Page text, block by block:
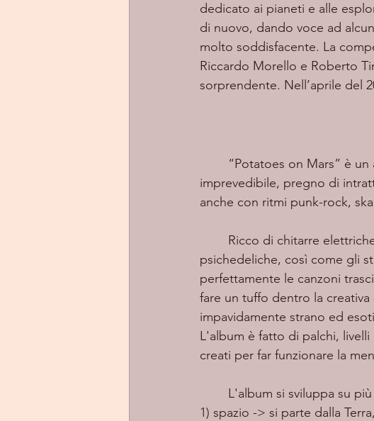
dedicato ai pianeti e alle
di nuovo, dando voce ad
molto soddisfacente. La
Riccardo Morello e Roberto
sorprendente. Nell’aprile del
	“Potatoes on Mars”
è un
imprevedibile, pregno di
anche con ritmi punk-rock,
psichedeliche, così come gli
perfettamente le canzoni
fare un tuffo dentro la
impavidamente strano ed
L'album è fatto di palchi,
creati per far funzionare la
L'album si sviluppa su più
1) spazio -> si parte dalla